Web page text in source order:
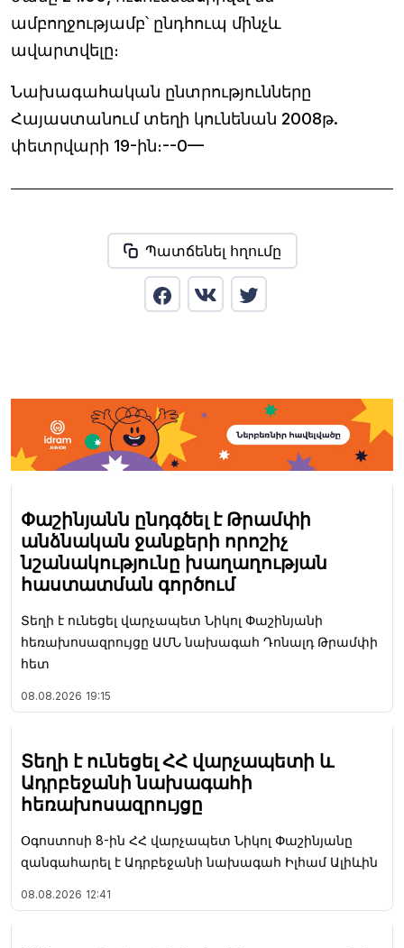
ամբողջությամբ՝ ընդհուպ մինչև
ավարտվելը։
Նախագահական ընտրությունները
Հայաստանում տեղի կունենան 2008թ.
փետրվարի 19-ին։--0—
Պատճենել հղումը
Փաշինյանն ընդգծել է Թրամփի
անձնական ջանքերի որոշիչ
նշանակությունը խաղաղության
հաստատման գործում
Տեղի է ունեցել վարչապետ Նիկոլ Փաշինյանի
հեռախոսազրույցը ԱՄՆ նախագահ Դոնալդ Թրամփի
հետ
08.08.2026 19:15
Տեղի է ունեցել ՀՀ վարչապետի և
Ադրբեջանի նախագահի
հեռախոսազրույցը
Օգոստոսի 8-ին ՀՀ վարչապետ Նիկոլ Փաշինյանը
զանգահարել է Ադրբեջանի նախագահ Իլհամ Ալիևին
08.08.2026 12:41